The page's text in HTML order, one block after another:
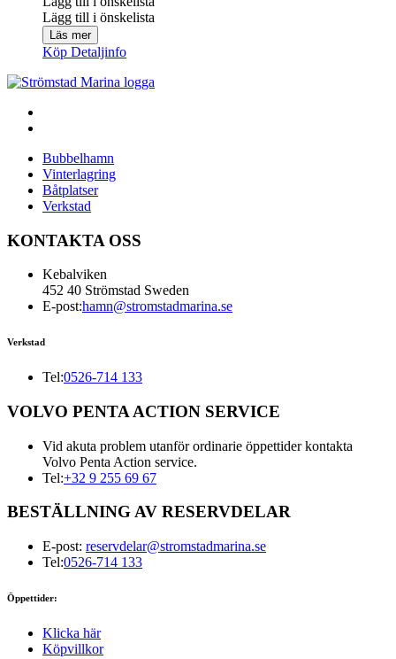
Lägg till i önskelista
Läs mer
Köp Detaljinfo
Bubbelhamn
Vinterlagring
Båtplatser
Verkstad
KONTAKTA OSS
Kebalviken
452 40 Strömstad Sweden
E-post:hamn@stromstadmarina.se
Verkstad
Tel:0526-714 133
VOLVO PENTA ACTION SERVICE
Vid akuta problem utanför ordinarie öppettider kontakta
Volvo Penta Action service.
Tel:+32 9 255 69 67
BESTÄLLNING AV RESERVDELAR
E-post: reservdelar@stromstadmarina.se
Tel:0526-714 133
Öppettider:
Klicka här
Köpvillkor